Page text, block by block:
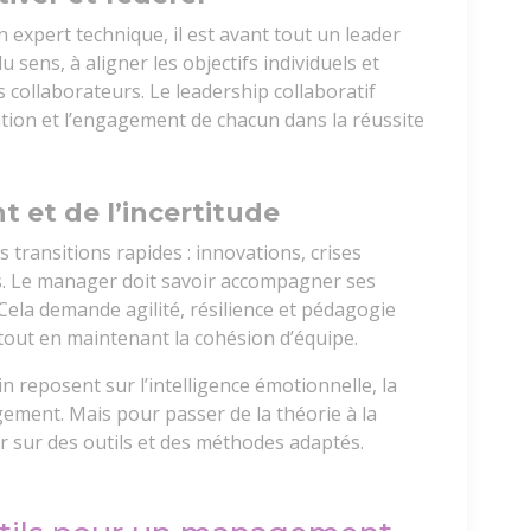
expert technique, il est avant tout un leader
sens, à aligner les objectifs individuels et
Le leadership collaboratif
et l’engagement de chacun dans la réussite
et de l’incertitude
transitions rapides : innovations, crises
manager doit savoir accompagner ses
demande agilité, résilience et pédagogie
en maintenant la cohésion d’équipe.
reposent sur l’intelligence émotionnelle, la
Mais pour passer de la théorie à la
sur des outils et des méthodes adaptés.